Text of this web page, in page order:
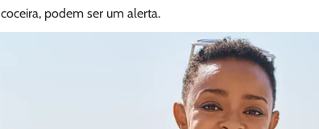
coceira, podem ser um alerta.